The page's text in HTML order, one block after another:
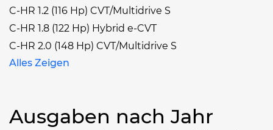
C-HR 1.2 (116 Hp) CVT/Multidrive S
C-HR 1.8 (122 Hp) Hybrid e-CVT
C-HR 2.0 (148 Hp) CVT/Multidrive S
Alles Zeigen
Ausgaben nach Jahr